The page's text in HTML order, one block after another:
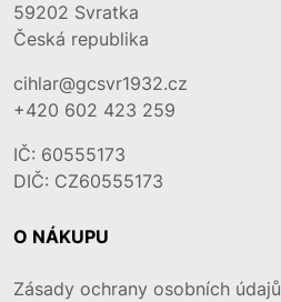
59202 Svratka
Česká republika
cihlar@gcsvr1932.cz
+420 602 423 259
IČ: 60555173
DIČ: CZ60555173
O NÁKUPU
Zásady ochrany osobních údajů